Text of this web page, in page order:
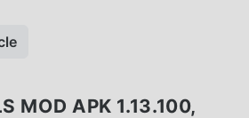
MOD APK 1.13.100,